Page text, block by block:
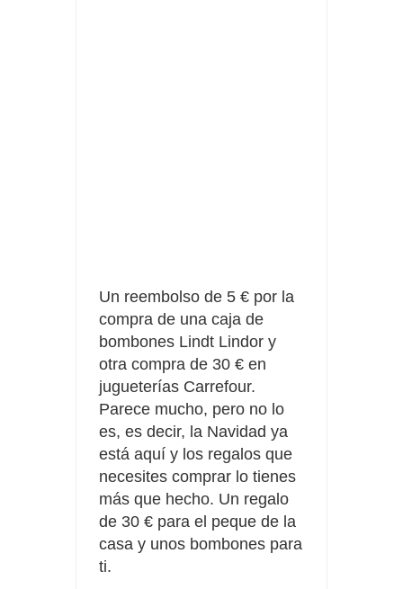
Un reembolso de 5 € por la
compra de una caja de
bombones Lindt Lindor y
otra compra de 30 € en
jugueterías Carrefour.
Parece mucho, pero no lo
es, es decir, la Navidad ya
está aquí y los regalos que
necesites comprar lo tienes
más que hecho. Un regalo
de 30 € para el peque de la
casa y unos bombones para
ti.